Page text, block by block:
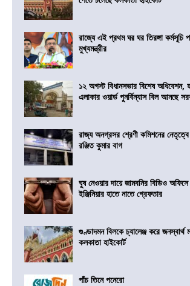
রাজ্যে এই প্রথম ঘর ঘর তিরঙ্গা কর্মসূচি
মুখ্যমন্ত্রীর
১২ অগস্ট বিধানসভার বিশেষ
এলাকার ওয়ার্ড পুনর্বিন্যাস বিল আনছে
রাজ্য অনগ্রসর শ্রেণী কমিশনের
রঞ্জিত কুমার বাগ
ঘুষ নেওয়ার দায়ে জামবনির বিডিও অফিসে
ইঞ্জিনিয়ার হাতে নাতে গ্রেফতার
গুণ্ডাদমন বিলকে চ্যালেঞ্জ করে জনস্বার্থ
কলকাতা হাইকোর্ট
পাঁচ তিনে পনেরো